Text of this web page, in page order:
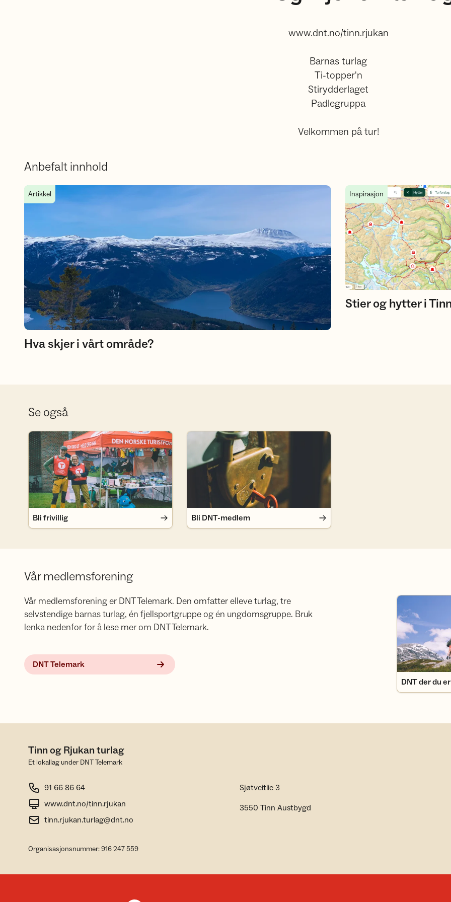
www.dnt.no/tinn.rjukan
Barnas turlag
Ti-topper'n
Stirydderlaget
Padlegruppa
Velkommen på tur!
Anbefalt innhold
Hva skjer i vårt område?
Artikkel
Hva skjer i vårt område?
Stier og hytter i Tinn
Inspirasjon
Stier og hytter i
Se også
Bli frivillig
Bli frivillig
Bli DNT-medlem
Bli DNT-medlem
Vår medlemsforening
Vår medlemsforening er DNT Telemark. Den omfatter elleve turlag, tre
selvstendige barnas turlag, én fjellsportgruppe og én ungdomsgruppe. Bruk
lenka nedenfor for å lese mer om DNT Telemark.
DNT Telemark
DNT der du er
DNT der du er
Tinn og Rjukan turlag
Et lokallag under DNT Telemark
91 66 86 64
www.dnt.no/tinn.rjukan
tinn.rjukan.turlag@dnt.no
Sjøtveitlie 3
3550 Tinn Austbygd
Organisasjonsnummer: 916 247 559